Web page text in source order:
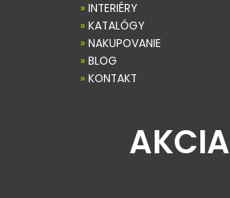
» INTERIÉRY
» KATALÓGY
» NAKUPOVANIE
» BLOG
» KONTAKT
AKCIA